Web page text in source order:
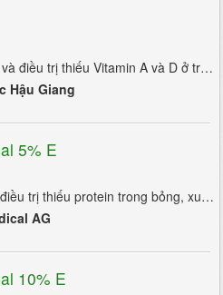
D ở trẻ em còi xương, chậm mọc răng, suy dinh dưỡng, mắc bệnh nhiễm trùng mãn tính. Rối loạn phát...
Hậu Giang
5% E
bỏng, xuất huyết, hậu phẫu, ung thư, dinh dưỡng kém, bệnh lý dạ dày-tá tràng nhẹ, lành tính, rối ...
AG
10% E